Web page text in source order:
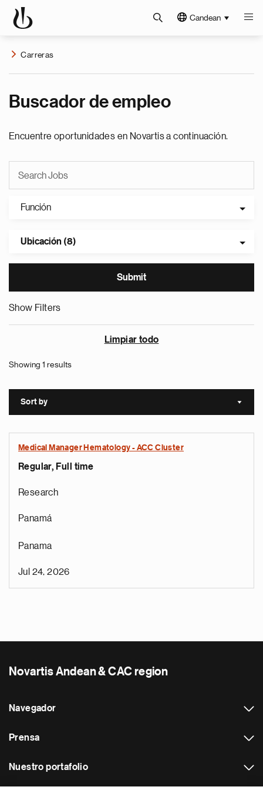
Candean
Carreras
Buscador de empleo
Encuentre oportunidades en Novartis a continuación.
Función
Ubicación (8)
Show Filters
Limpiar todo
Showing 1 results
Sort by Sort
Medical Manager Hematology - ACC Cluster
Regular, Full time
Research
Panamá
Panama
Jul 24, 2026
Novartis Andean & CAC region
Navegador
Prensa
Nuestro portafolio